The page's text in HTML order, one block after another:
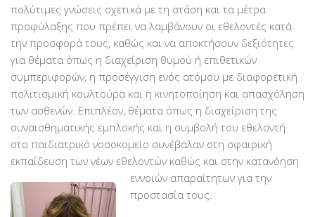
Νοσοκομεία
Διακονία Κατ οίκον
Φιλοξενία Κατ οίκον
Συνεργαζόμενοι Φορείς
Εκδηλώσεις
Ανακοινώσεις
Αρχείο Ανακοινώσεων
Δωρητές
πολύτιμες γνώσεις σχετικά με τη στάση και τα μέτρα
προφύλαξης που πρέπει να λαμβάνουν οι εθελοντές κατά
την προσφορά τους, καθώς και να αποκτήσουν δεξιότητες
για θέματα όπως η διαχείριση θυμού ή επιθετικών
συμπεριφορών, η προσέγγιση ενός ατόμου με διαφορετική
πολιτισμική κουλτούρα και η κινητοποίηση και απασχόληση
των ασθενών. Επιπλέον, θέματα όπως η διαχείριση της
συναισθηματικής εμπλοκής και η συμβολή του εθελοντή
στο παιδιατρικό νοσοκομείο συνέβαλαν στη σφαιρική
εκπαίδευση των νέων εθελοντών καθώς και στην κατανόηση
εννοιών απαραίτητων για την
προστασία τους.